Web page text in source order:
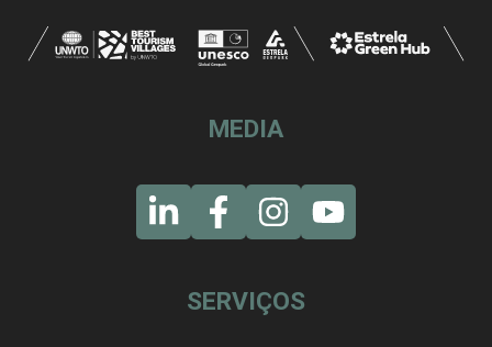
MEDIA
SERVIÇOS